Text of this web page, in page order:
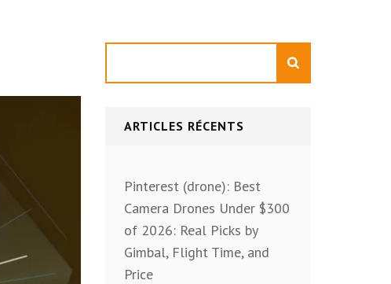
ARTICLES RÉCENTS
Pinterest (drone): Best
Camera Drones Under $300
of 2026: Real Picks by
Gimbal, Flight Time, and
Price